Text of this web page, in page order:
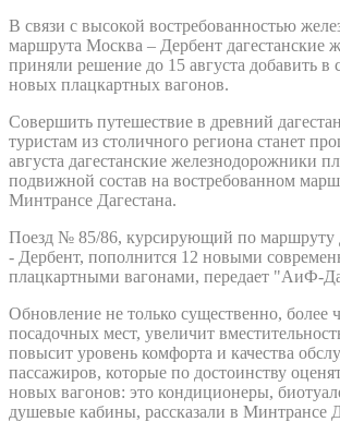
В связи с высокой востребованностью
маршрута Москва – Дербент дагестанские
приняли решение до 15 августа добавить в
новых плацкартных вагонов.
Совершить путешествие в древний
туристам из столичного региона станет
августа дагестанские железнодорожники
подвижной состав на востребованном
Минтрансе Дагестана.
Поезд № 85/86, курсирующий по маршруту
- Дербент, пополнится 12 новыми
плацкартными вагонами, передает "АиФ-
Обновление не только существенно, более
посадочных мест, увеличит
повысит уровень комфорта и качества
пассажиров, которые по достоинству
новых вагонов: это кондиционеры,
душевые кабины, рассказали в Минтрансе